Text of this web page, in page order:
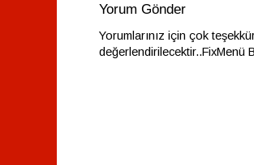
Yorum Gönder
Yorumlarınız için çok
değerlendirilecektir..FixMenü